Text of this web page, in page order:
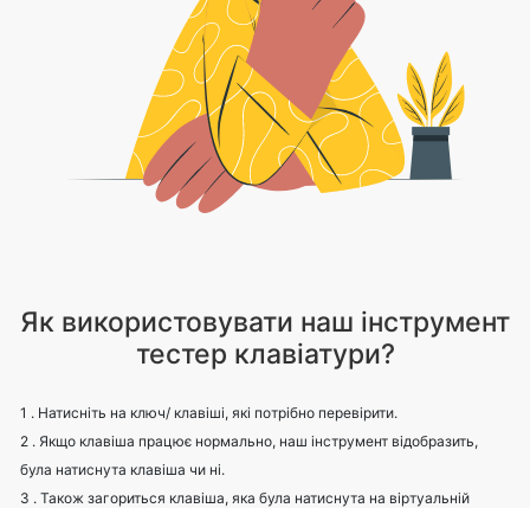
Як використовувати наш інструмент
тестер клавіатури?
1 . Натисніть на ключ/ клавіші, які потрібно перевірити.
2 . Якщо клавіша працює нормально, наш інструмент відобразить,
була натиснута клавіша чи ні.
3 . Також загориться клавіша, яка була натиснута на віртуальній